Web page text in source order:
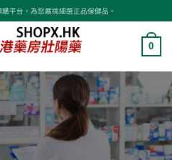
平台，為您嚴挑細選正品保健品。
0